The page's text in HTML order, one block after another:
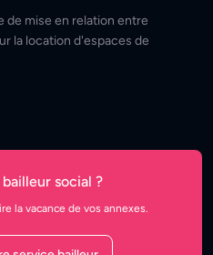
de mise en relation entre
la location d'espaces de
social ?
la vacance de vos annexes.